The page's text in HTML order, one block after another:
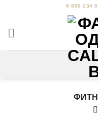
content
8 800 234